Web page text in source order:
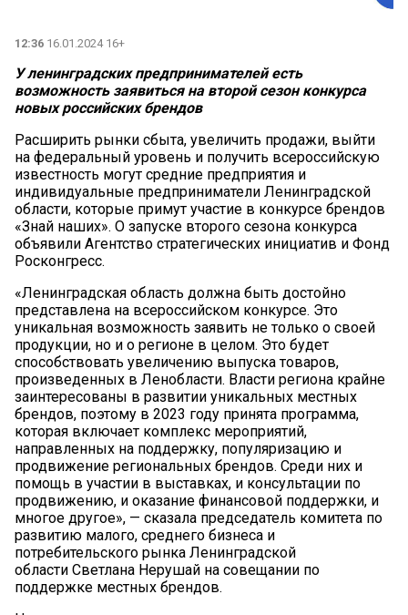
12:36 16.01.2024 16+
У ленинградских предпринимателей есть
возможность заявиться на второй сезон конкурса
новых российских брендов
Расширить рынки сбыта, увеличить продажи, выйти
на федеральный уровень и получить всероссийскую
известность могут средние предприятия и
индивидуальные предприниматели Ленинградской
области, которые примут участие в конкурсе брендов
«Знай наших». О запуске второго сезона конкурса
объявили Агентство стратегических инициатив и Фонд
Росконгресс.
«Ленинградская область должна быть достойно
представлена на всероссийском конкурсе. Это
уникальная возможность заявить не только о своей
продукции, но и о регионе в целом. Это будет
способствовать увеличению выпуска товаров,
произведенных в Ленобласти. Власти региона крайне
заинтересованы в развитии уникальных местных
брендов, поэтому в 2023 году принята программа,
которая включает комплекс мероприятий,
направленных на поддержку, популяризацию и
продвижение региональных брендов. Среди них и
помощь в участии в выставках, и консультации по
продвижению, и оказание финансовой поддержки, и
многое другое», — сказала председатель комитета по
развитию малого, среднего бизнеса и
потребительского рынка Ленинградской
области Светлана Нерушай на совещании по
поддержке местных брендов.